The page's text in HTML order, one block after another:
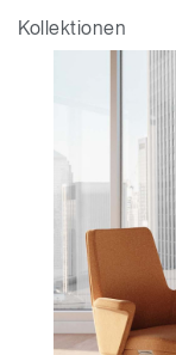
Kollektionen